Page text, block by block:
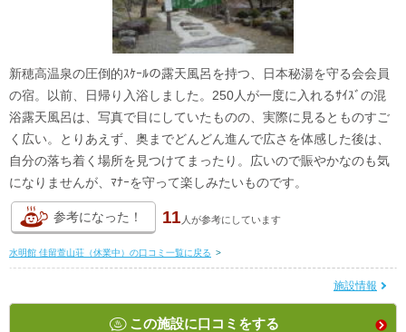
新穂高温泉の圧倒的ｽｹｰﾙの露天風呂を持つ、日本秘湯を守る会会員
の宿。以前、日帰り入浴しました。250人が一度に入れるｻｲｽﾞの混
浴露天風呂は、写真で目にしていたものの、実際に見るとものすご
く広い。とりあえず、奥までどんどん進んで広さを体感した後は、
自分の落ち着く場所を見つけてまったり。広いので賑やかなのも気
になりませんが、ﾏﾅｰを守って楽しみたいものです。
参考になった！ 11 人が参考にしています
水明館 佳留萱山荘（休業中）の口コミ一覧に戻る >
施設情報
この施設に口コミをする